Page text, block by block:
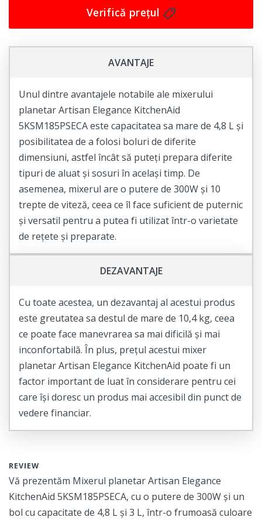
În pachetul de livrare veți găsi, pe lângă robotul de
bucătărie, accesorii precum accesoriu pentru
framantare, disc de feliere, storcator de fructe, bol de
rezerva, accesoriu emulsifiere, accesoriu impingere,
și recipient gradat, precum și o spatulă de curățare,
lamă pentru aluat și o cutie pentru depozitarea
accesoriilor.
În concluzie, robotul de bucătărie KitchenAid
5KFP1644ECA este un ajutor de nădejde în bucătărie,
care vă va face viața mult mai ușoară și mai plăcută.
Achiziționați-l astăzi și bucurați-vă de beneficiile pe care
le aduce în bucătăria dumneavoastră!
Verifică prețul
AVANTAJE
Unul dintre avantajele notabile ale mixerului
planetar Artisan Elegance KitchenAid
5KSM185PSECA este capacitatea sa mare de 4,8 L și
posibilitatea de a folosi boluri de diferite
dimensiuni, astfel încât să puteți prepara diferite
tipuri de aluat și sosuri în același timp. De
asemenea, mixerul are o putere de 300W și 10
trepte de viteză, ceea ce îl face suficient de puternic
și versatil pentru a putea fi utilizat într-o varietate
de rețete și preparate.
DEZAVANTAJE
Cu toate acestea, un dezavantaj al acestui produs
este greutatea sa destul de mare de 10,4 kg, ceea
ce poate face manevrarea sa mai dificilă și mai
inconfortabilă. În plus, prețul acestui mixer
planetar Artisan Elegance KitchenAid poate fi un
factor important de luat în considerare pentru cei
care își doresc un produs mai accesibil din punct de
vedere financiar.
REVIEW
Vă prezentăm Mixerul planetar Artisan Elegance
KitchenAid 5KSM185PSECA, cu o putere de 300W și un
bol cu capacitate de 4,8 L și 3 L, într-o frumoasă culoare